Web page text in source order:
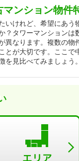
マンション物件
いけれど、希望にあう
？タワーマンションは
異なります。複数の物
とが大切です。ここで
を見比べてみましょう。